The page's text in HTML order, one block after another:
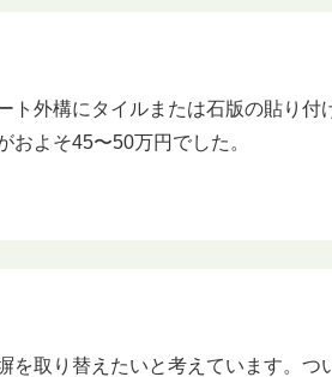
ト外構にタイルまたは石版の貼り
およそ45〜50万円でした。
を取り替えたいと考えています。